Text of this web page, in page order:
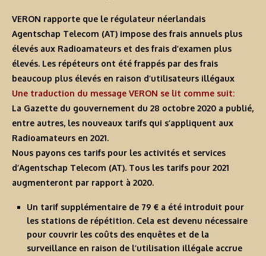
VERON rapporte que le régulateur néerlandais
Agentschap Telecom (AT) impose des frais annuels plus
élevés aux Radioamateurs et des frais d’examen plus
élevés. Les répéteurs ont été frappés par des frais
beaucoup plus élevés en raison d’utilisateurs illégaux
Une traduction du message VERON se lit comme suit:
La Gazette du gouvernement du 28 octobre 2020 a publié,
entre autres, les nouveaux tarifs qui s’appliquent aux
Radioamateurs en 2021.
Nous payons ces tarifs pour les activités et services
d’Agentschap Telecom (AT). Tous les tarifs pour 2021
augmenteront par rapport à 2020.
Un tarif supplémentaire de 79 € a été introduit pour
les stations de répétition. Cela est devenu nécessaire
pour couvrir les coûts des enquêtes et de la
surveillance en raison de l’utilisation illégale accrue